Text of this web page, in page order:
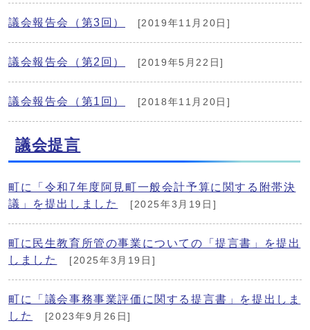
議会報告会（第3回） [2019年11月20日]
議会報告会（第2回） [2019年5月22日]
議会報告会（第1回） [2018年11月20日]
議会提言
町に「令和7年度阿見町一般会計予算に関する附帯決
議」を提出しました
[2025年3月19日]
町に民生教育所管の事業についての「提言書」を提出
しました
[2025年3月19日]
町に「議会事務事業評価に関する提言書」を提出しま
した
[2023年9月26日]